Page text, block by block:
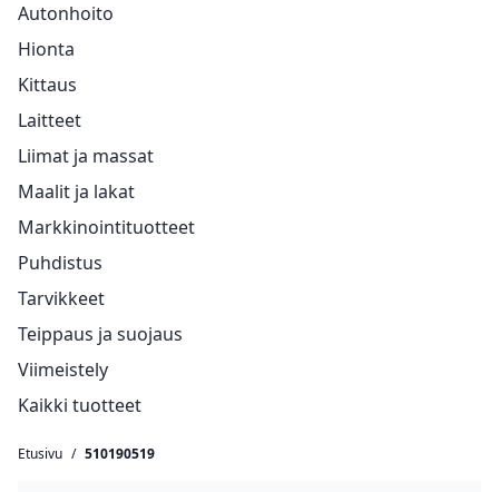
Autonhoito
Hionta
Kittaus
Laitteet
Liimat ja massat
Maalit ja lakat
Markkinointituotteet
Puhdistus
Tarvikkeet
Teippaus ja suojaus
Viimeistely
Kaikki tuotteet
Etusivu / 510190519